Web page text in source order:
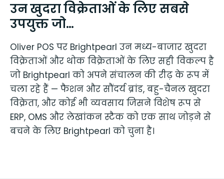
उन खुदरा विक्रेताओं के लिए सबसे
उपयुक्त जो…
Oliver POS पर Brightpearl उन मध्य-बाजार खुदरा
विक्रेताओं और थोक विक्रेताओं के लिए सही विकल्प है
जो Brightpearl को अपने संचालन की रीढ़ के रूप में
चला रहे हैं — फैशन और सौंदर्य ब्रांड, बहु-चैनल खुदरा
विक्रेता, और कोई भी व्यवसाय जिसने विशेष रूप से
ERP, OMS और लेखांकन स्टैक को एक साथ जोड़ने से
बचने के लिए Brightpearl को चुना है।